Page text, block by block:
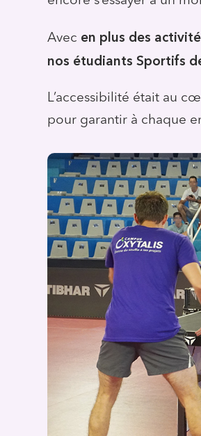
Avec en plus des
nos étudiants Sportifs
L’accessibilité était au
pour garantir à chaque